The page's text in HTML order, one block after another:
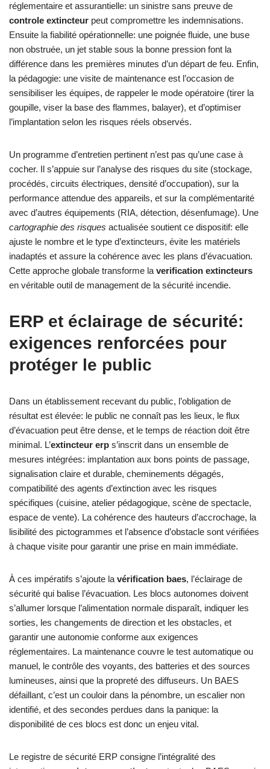
réglementaire et assurantielle: un sinistre sans preuve de
controle extincteur peut compromettre les indemnisations.
Ensuite la fiabilité opérationnelle: une poignée fluide, une buse
non obstruée, un jet stable sous la bonne pression font la
différence dans les premières minutes d’un départ de feu. Enfin,
la pédagogie: une visite de maintenance est l’occasion de
sensibiliser les équipes, de rappeler le mode opératoire (tirer la
goupille, viser la base des flammes, balayer), et d’optimiser
l’implantation selon les risques réels observés.
Un programme d’entretien pertinent n’est pas qu’une case à
cocher. Il s’appuie sur l’analyse des risques du site (stockage,
procédés, circuits électriques, densité d’occupation), sur la
performance attendue des appareils, et sur la complémentarité
avec d’autres équipements (RIA, détection, désenfumage). Une
cartographie des risques actualisée soutient ce dispositif: elle
ajuste le nombre et le type d’extincteurs, évite les matériels
inadaptés et assure la cohérence avec les plans d’évacuation.
Cette approche globale transforme la verification extincteurs
en véritable outil de management de la sécurité incendie.
ERP et éclairage de sécurité:
exigences renforcées pour
protéger le public
Dans un établissement recevant du public, l’obligation de
résultat est élevée: le public ne connaît pas les lieux, le flux
d’évacuation peut être dense, et le temps de réaction doit être
minimal. L’extincteur erp s’inscrit dans un ensemble de
mesures intégrées: implantation aux bons points de passage,
signalisation claire et durable, cheminements dégagés,
compatibilité des agents d’extinction avec les risques
spécifiques (cuisine, atelier pédagogique, scène de spectacle,
espace de vente). La cohérence des hauteurs d’accrochage, la
lisibilité des pictogrammes et l’absence d’obstacle sont vérifiées
à chaque visite pour garantir une prise en main immédiate.
À ces impératifs s’ajoute la vérification baes, l’éclairage de
sécurité qui balise l’évacuation. Les blocs autonomes doivent
s’allumer lorsque l’alimentation normale disparaît, indiquer les
sorties, les changements de direction et les obstacles, et
garantir une autonomie conforme aux exigences
réglementaires. La maintenance couvre le test automatique ou
manuel, le contrôle des voyants, des batteries et des sources
lumineuses, ainsi que la propreté des diffuseurs. Un BAES
défaillant, c’est un couloir dans la pénombre, un escalier non
identifié, et des secondes perdues dans la panique: la
disponibilité de ces blocs est donc un enjeu vital.
Le registre de sécurité ERP consigne l’intégralité des